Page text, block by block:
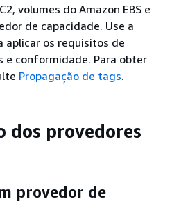
volumes do Amazon EBS e
de capacidade. Use a
aplicar os requisitos de
e conformidade. Para obter
Propagação de tags.
dos provedores
provedor de